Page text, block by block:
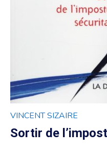
VINCENT SIZAIRE
Sortir de